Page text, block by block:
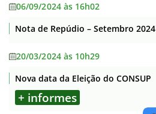
06/09/2024 às 16h02
Nota de Repúdio – Setembro 2024
20/03/2024 às 10h29
Nova data da Eleição do CONSUP
+ informes